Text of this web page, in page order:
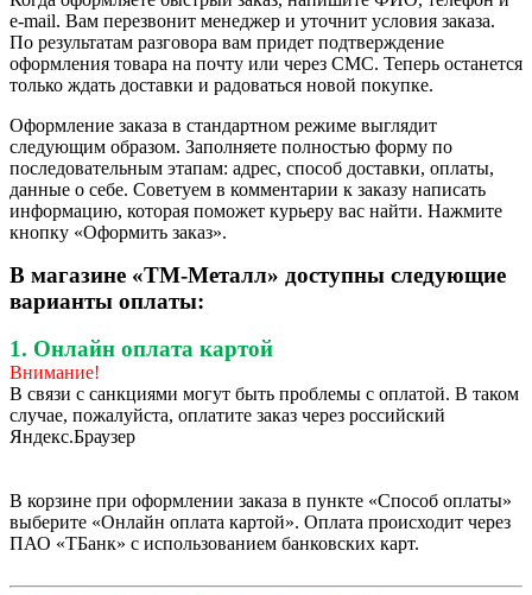
e-mail. Вам перезвонит менеджер и уточнит условия заказа.
По результатам разговора вам придет подтверждение
оформления товара на почту или через СМС. Теперь останется
только ждать доставки и радоваться новой покупке.
Оформление заказа в стандартном режиме выглядит
следующим образом. Заполняете полностью форму по
последовательным этапам: адрес, способ доставки, оплаты,
данные о себе. Советуем в комментарии к заказу написать
информацию, которая поможет курьеру вас найти. Нажмите
кнопку «Оформить заказ».
В магазине «ТМ-Металл» доступны следующие
варианты оплаты:
1. Онлайн оплата картой
Внимание!
В связи с санкциями могут быть проблемы с оплатой. В таком
случае, пожалуйста, оплатите заказ через российский
Яндекс.Браузер
В корзине при оформлении заказа в пункте «Способ оплаты»
выберите «Онлайн оплата картой». Оплата происходит через
ПАО «ТБанк» с использованием банковских карт.